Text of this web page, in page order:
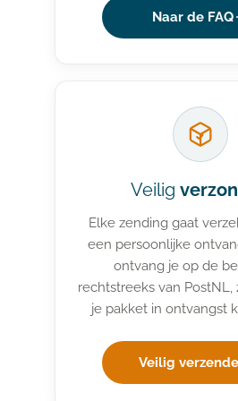
Naar de FAQ
Veilig
Elke zending gaat
een persoonlijke
ontvang je op de
rechtstreeks van PostNL,
je pakket in ontvangst
Veilig